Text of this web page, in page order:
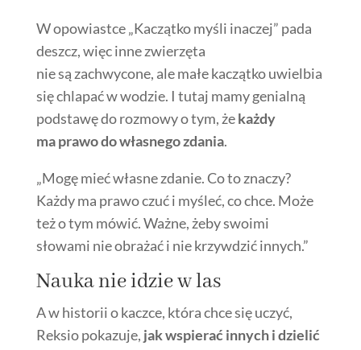
W opowiastce „Kaczątko myśli inaczej” pada
deszcz, więc inne zwierzęta
nie są zachwycone, ale małe kaczątko uwielbia
się chlapać w wodzie. I tutaj mamy genialną
podstawę do rozmowy o tym, żekażdy
ma prawo do własnego zdania.
„Mogę mieć własne zdanie. Co to znaczy?
Każdy ma prawo czuć i myśleć, co chce. Może
też o tym mówić. Ważne, żeby swoimi
słowami nie obrażać i nie krzywdzić innych.”
Nauka nie idzie w las
A w historii o kaczce, która chce się uczyć,
Reksio pokazuje, jak wspierać innych i dzielić